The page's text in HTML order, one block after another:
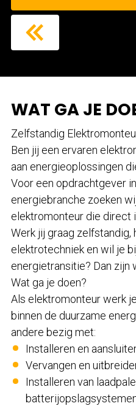
WAT GA JE
Zelfstandig
Ben jij een ervaren
aan energieoplossingen
Voor een opdrachtgever
energiebranche zoeken
elektromonteur die direct
Werk jij graag zelfstandig,
elektrotechniek en wil je
energietransitie? Dan zijn
Wat ga je doen?
Als elektromonteur werk
binnen de duurzame
andere bezig met:
Installeren en
Vervangen en
Installeren van